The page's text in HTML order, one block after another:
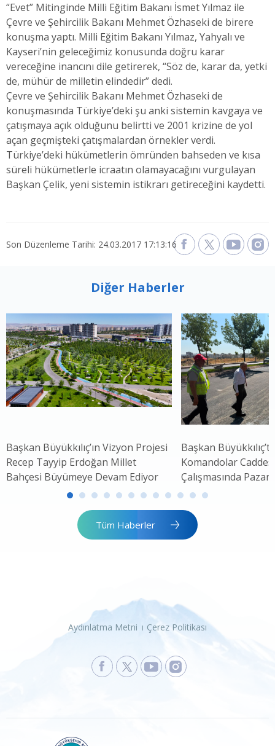
“Evet” Mitinginde Milli Eğitim Bakanı İsmet Yılmaz ile
Çevre ve Şehircilik Bakanı Mehmet Özhaseki de birere
konuşma yaptı. Milli Eğitim Bakanı Yılmaz, Yahyalı ve
Kayseri’nin geleceğimiz konusunda doğru karar
vereceğine inancını dile getirerek, “Söz de, karar da, yetki
de, mühür de milletin elindedir” dedi.
Çevre ve Şehircilik Bakanı Mehmet Özhaseki de
konuşmasında Türkiye’deki şu anki sistemin kavgaya ve
çatışmaya açık olduğunu belirtti ve 2001 krizine de yol
açan geçmişteki çatışmalardan örnekler verdi.
Türkiye’deki hükümetlerin ömründen bahseden ve kısa
süreli hükümetlerle icraatın olamayacağını vurgulayan
Başkan Çelik, yeni sistemin istikrarı getireceğini kaydetti.
Son Düzenleme Tarihi: 24.03.2017 17:13:16
Diğer Haberler
Başkan Büyükkılıç’ın Vizyon Projesi
Recep Tayyip Erdoğan Millet
Bahçesi Büyümeye Devam Ediyor
Başkan
Komandolar
Çalışmasında
Tüm Haberler
Aydınlatma Metni Çerez Politikası